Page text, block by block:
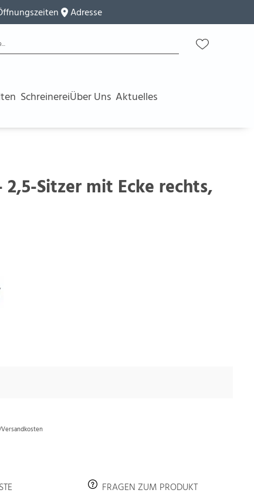
Adresse
SchreinereiÜber Uns Aktuelles
Sitzer mit Ecke rechts,
FRAGEN ZUM PRODUKT